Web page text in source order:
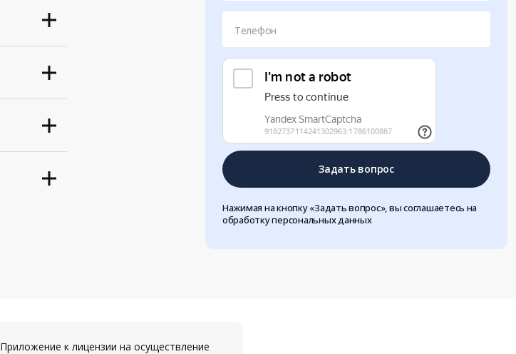
Телефон
Задать вопрос
Нажимая на кнопку «Задать вопрос», вы соглашаетесь на
обработку персональных данных
Приложение к лицензии на осуществление